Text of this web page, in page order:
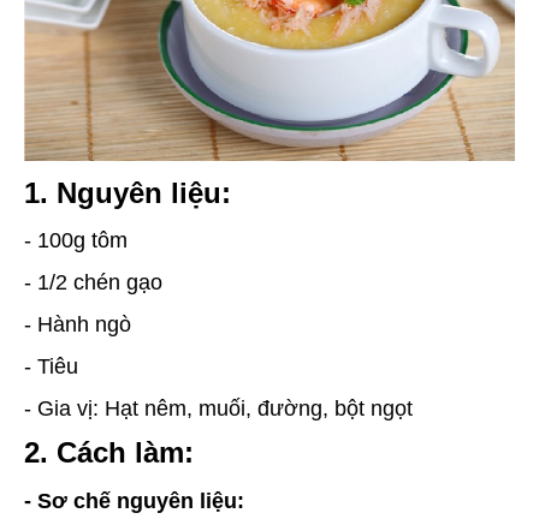
1. Nguyên liệu:
- 100g tôm
- 1/2 chén gạo
- Hành ngò
- Tiêu
- Gia vị: Hạt nêm, muối, đường, bột ngọt
2. Cách làm:
- Sơ chế nguyên liệu: